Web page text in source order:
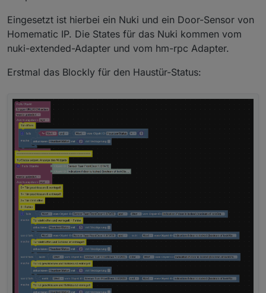
Eingesetzt ist hierbei ein Nuki und ein Door-Sensor von
Homematic IP. Die States für das Nuki kommen vom
nuki-extended-Adapter und vom hm-rpc Adapter.
Erstmal das Blockly für den Haustür-Status: